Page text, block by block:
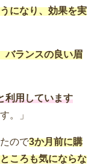
になり、効果を実
バランスの良い眉
利用しています
。」
ので3か月前に購
ころも気にならな